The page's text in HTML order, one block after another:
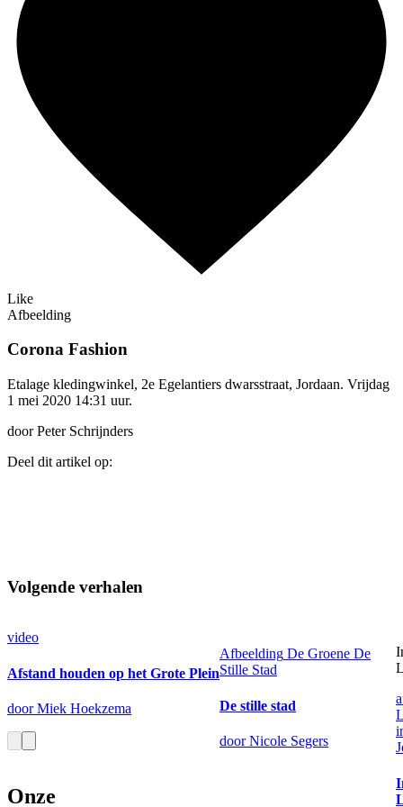
Like
Afbeelding
Corona Fashion
Etalage kledingwinkel, 2e Egelantiers dwarsstraat, Jordaan. Vrijdag
1 mei 2020 14:31 uur.
door Peter Schrijnders
Deel dit artikel op:
Volgende verhalen
video
Afstand houden op het Grote Plein
door Miek Hoekzema
Afbeelding De Groene De
Stille Stad
De stille stad
door Nicole Segers
Onze